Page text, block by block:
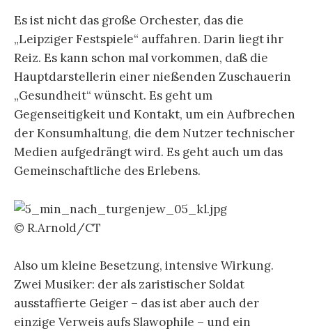
Es ist nicht das große Orchester, das die
„Leipziger Festspiele“ auffahren. Darin liegt ihr
Reiz. Es kann schon mal vorkommen, daß die
Hauptdarstellerin einer nießenden Zuschauerin
„Gesundheit“ wünscht. Es geht um
Gegenseitigkeit und Kontakt, um ein Aufbrechen
der Konsumhaltung, die dem Nutzer technischer
Medien aufgedrängt wird. Es geht auch um das
Gemeinschaftliche des Erlebens.
© R.Arnold/CT
Also um kleine Besetzung, intensive Wirkung.
Zwei Musiker: der als zaristischer Soldat
ausstaffierte Geiger – das ist aber auch der
einzige Verweis aufs Slawophile – und ein